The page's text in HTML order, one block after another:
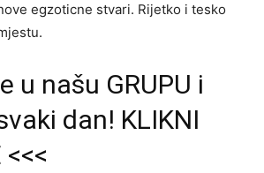
egzoticne stvari. Rijetko i tesko
u našu GRUPU i
dan! KLIKNI